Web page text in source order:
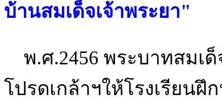
บ้านสมเด็จเจ้าพระยา"
พ.ศ.2456 พระบาทสมเด็
โปรดเกล้าฯให้โรงเรียนฝึ